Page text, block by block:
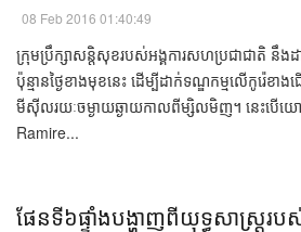
08 Feb 2016 01:40:49
ក្រុមប្រឹក្សាសន្តិសុខ​របស់​អង្គការ​សហប្រជាជាតិ​ ​នឹង​
ប៉ុន្មាន​ថ្ងៃ​ខាង​មុខ​នេះ ​ដើម្បី​ដាក់​ទណ្ឌកម្ម​លើ​កូរ៉េ
មីស៊ីល​រយៈ​ចម្ងាយ​ឆ្ងាយ​កាល​ពី​ម្សិលមិញ​។​ ​នេះ​បើ​
Ramire...
ផែនទី​៦​​​ផ្ទាំង​​​​បង្ហាញ​ពី​យុទ្ធសាស្ត្រ​រប